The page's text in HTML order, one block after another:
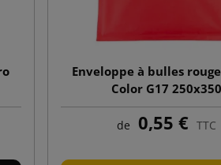
Enveloppe à bulles
Color G17 250x350
de 0,55 € TTC